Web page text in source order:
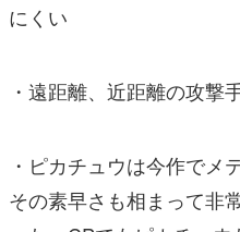
にくい
・遠距離、近距離の攻撃
・ピカチュウは今作でメ
その素早さも相まって非